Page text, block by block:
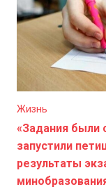
Жизнь
«Задания были
запустили
результаты